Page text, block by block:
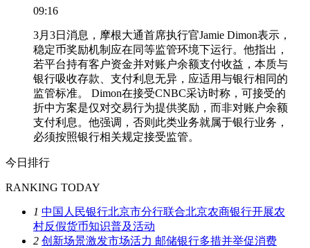
09:16
3月3日消息，摩根大通首席执行官Jamie Dimon表示，
稳定币奖励机制应在同等监管环境下运行。他指出，
若平台持有客户资金并对账户余额支付收益，本质与
银行吸收存款、支付利息无异，应适用与银行相同的
监管标准。 Dimon在接受CNBC采访时称，可接受的
折中方案是仅对交易行为提供奖励，而非对账户余额
支付利息。他强调，否则此类业务就属于银行业务，
必须按照银行相关规定接受监管。
今日排行
RANKING TODAY
1 中国人民银行北京市分行联合北京农商银行开展农
村反假货币知识普及活动
2 创新场景激发市场活力 邮储银行多措并举促消费